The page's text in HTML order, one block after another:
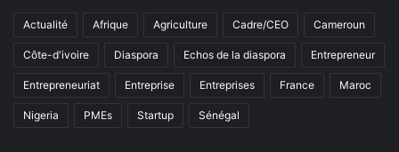
Actualité Afrique Agriculture Cadre/CEO Cameroun
Côte-d'ivoire Diaspora Echos de la diaspora Entrepreneur
Entrepreneuriat Entreprise Entreprises France Maroc
Nigeria PMEs Startup Sénégal